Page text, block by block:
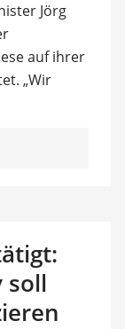
Jörg
auf ihrer
„Wir
soll